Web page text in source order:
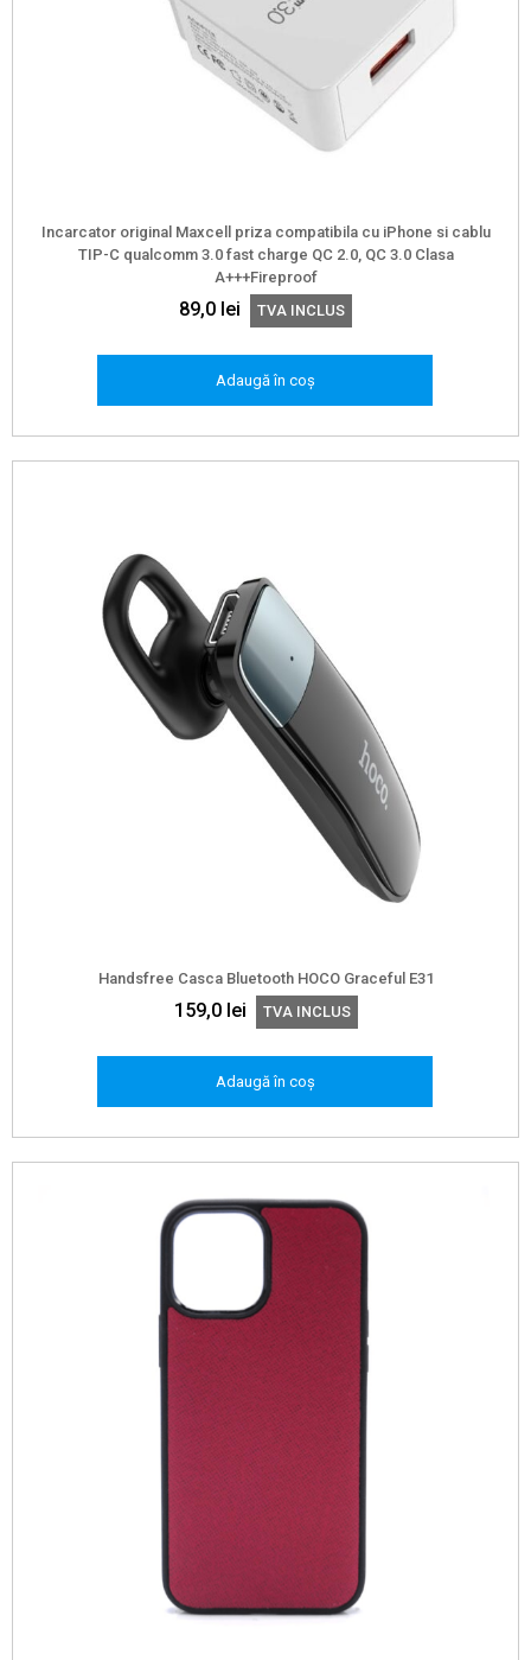
Incarcator original Maxcell priza compatibila cu iPhone si cablu
TIP-C qualcomm 3.0 fast charge QC 2.0, QC 3.0 Clasa
A+++Fireproof
89,0 lei TVA INCLUS
Adaugă în coș
Handsfree Casca Bluetooth HOCO Graceful E31
159,0 lei TVA INCLUS
Adaugă în coș